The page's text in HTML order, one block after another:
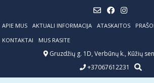
content
APIE MUS AKTUALI INFORMACIJA ATASKAITOS
KONTAKTAI
MUS RASITE
Gruzdžių g. 1D, Verbūnų k., Kūžių
+37067612231